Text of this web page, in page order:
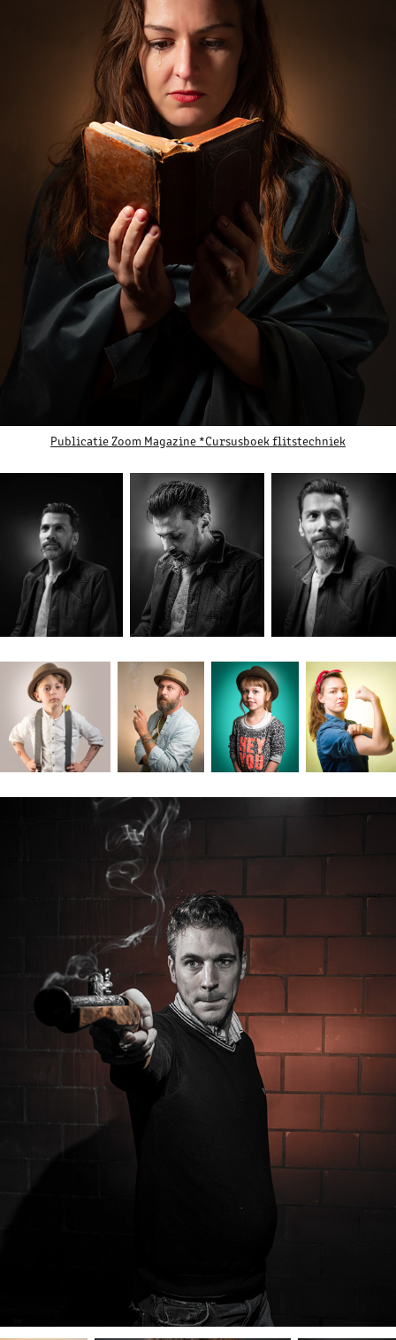
Publicatie Zoom Magazine *Cursusboek flitstechniek